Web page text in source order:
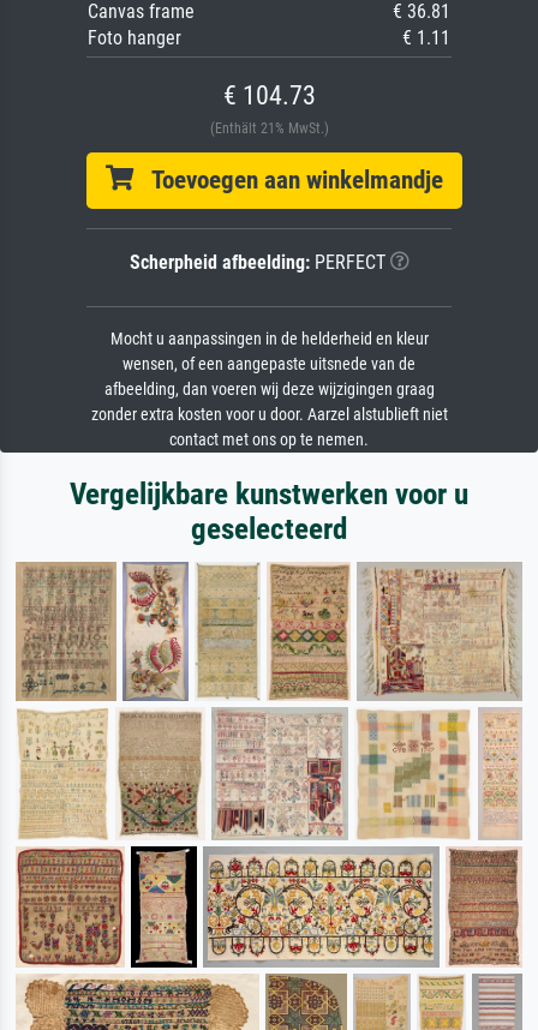
Canvas frame
€ 36.81
Foto hanger
€ 1.11
€ 104.73
(Enthält 21% MwSt.)
Toevoegen aan winkelmandje
Scherpheid afbeelding:PERFECT
Mocht u aanpassingen in de helderheid en kleur
wensen, of een aangepaste uitsnede van de
afbeelding, dan voeren wij deze wijzigingen graag
zonder extra kosten voor u door. Aarzel alstublieft niet
contact met ons op te nemen.
Vergelijkbare kunstwerken voor u
geselecteerd